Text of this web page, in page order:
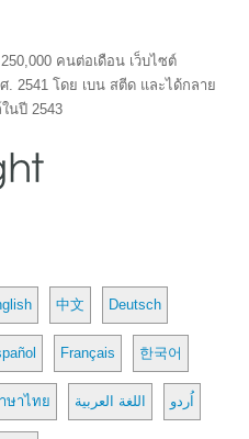
คนต่อเดือน เว็บไซต์
. 2541 โดย เบน สตีด และได้กลาย
นปี 2543
中文 Deutsch
Français 한국어
ษาไทย اللغة العربية اُردو